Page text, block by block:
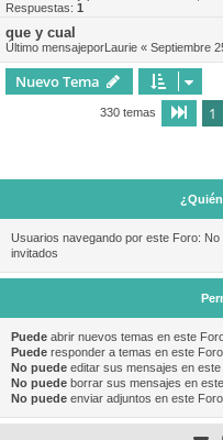
Respuestas: 1
que y cual
Último mensajeporLaurie « Septiembre
Nuevo Tema
330 temas 1
Usuarios navegando por este Foro:
invitados
Puede abrir nuevos temas en este
Puede responder a temas en este Foro
No puede editar sus mensajes en
No puede borrar sus mensajes en
No puede enviar adjuntos en este Foro